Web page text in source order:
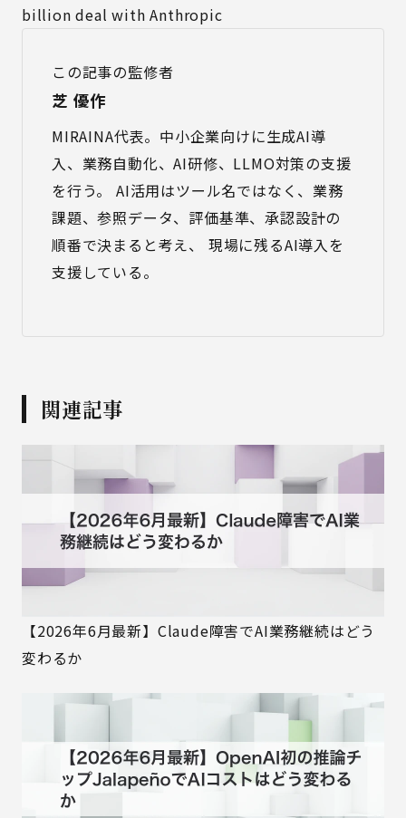
billion deal with Anthropic
この記事の監修者
芝 優作
MIRAINA代表。中小企業向けに生成AI導
入、業務自動化、AI研修、LLMO対策の支援
を行う。 AI活用はツール名ではなく、業務
課題、参照データ、評価基準、承認設計の
順番で決まると考え、 現場に残るAI導入を
支援している。
関連記事
【2026年6月最新】Claude障害でAI業務継続はどう
変わるか